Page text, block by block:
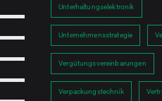
Unterhaltungselektronik
Unternehmensstrategie
Vergütungsvereinbarungen
Verpackungstechnik